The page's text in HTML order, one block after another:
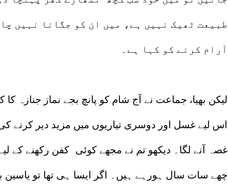
طبیعت ٹھیک نہیں ہے، میں ان کو جگانا نہیں
آرام کرنے کو کہا ہے۔
لیکن بھیا، جماعت نے آج شام کو پانچ بجے نماز جنازہ
اس لیے غسل اور دوسری تیاریوں میں مزید دیر کرنے
غصہ آنے لگا۔ دیکھو تم نے مجھے کوئی کفن رکھنے کے
چھے سات سال ہورہے ہیں۔ اگر ایسا ہی تھا تو یاسین